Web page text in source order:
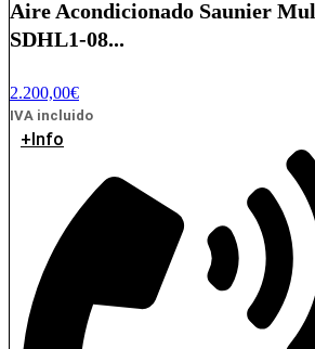
Aire Acondicionado Saunier
SDHL1-08...
2.200,00€
IVA incluido
+Info